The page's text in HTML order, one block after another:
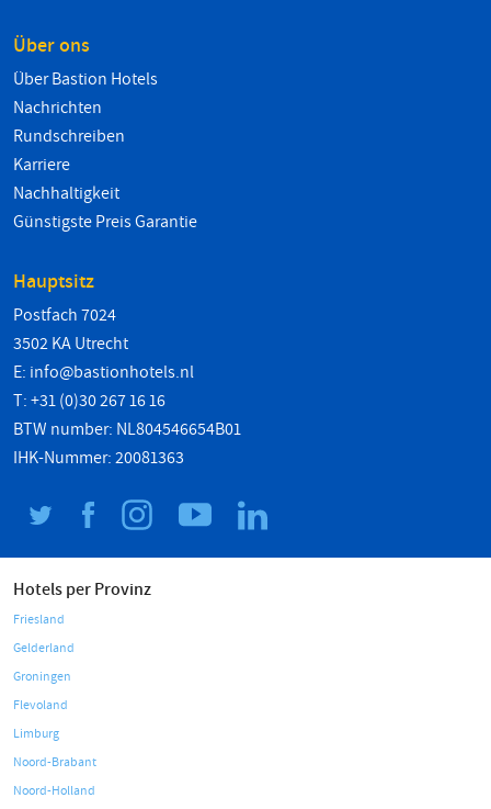
Über ons
Über Bastion Hotels
Nachrichten
Rundschreiben
Karriere
Nachhaltigkeit
Günstigste Preis Garantie
Hauptsitz
Postfach 7024
3502 KA Utrecht
E: info@bastionhotels.nl
T: +31 (0)30 267 16 16
BTW number: NL804546654B01
IHK-Nummer: 20081363
Hotels per Provinz
Friesland
Gelderland
Groningen
Flevoland
Limburg
Noord-Brabant
Noord-Holland